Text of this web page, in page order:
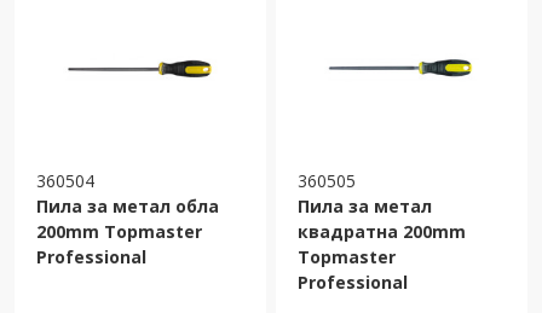
360504
Пила за метал обла
200mm Topmaster
Professional
360505
Пила за метал
квадратна 200mm
Topmaster
Professional